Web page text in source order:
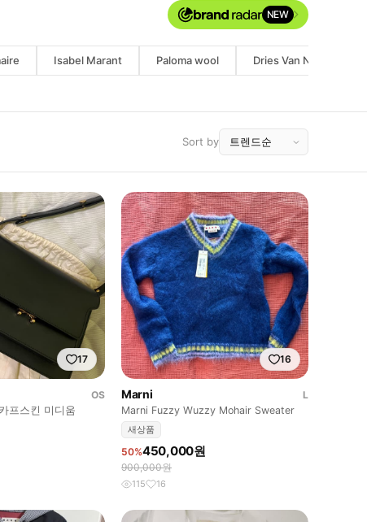
NEW
Isabel Marant Paloma wool Dries Van Noten
Sort by
17
OS
프스킨 미디움
16
Marni
L
Marni Fuzzy Wuzzy Mohair Sweater
새상품
50%450,000원
900,000원
115 16